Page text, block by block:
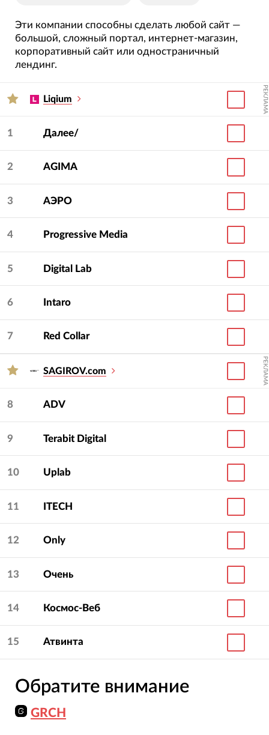
понравившиеся студии галочками, нажмите
кнопку «Организовать тендер» и заполните
короткую онлайн-форму. Это быстро и удобно!
Эти компании способны сделать любой сайт —
большой, сложный портал, интернет-магазин,
корпоративный сайт или одностраничный
лендинг.
Liqium РЕКЛАМА
1 Далее/
2 AGIMA
3 АЭРО
4 Progressive Media
5 Digital Lab
6 Intaro
7 Red Collar
SAGIROV.com РЕКЛАМА
8 ADV
9 Terabit Digital
10 Uplab
11 ITECH
12 Only
13 Очень
14 Космос-Веб
15 Атвинта
Обратите внимание
GRCH